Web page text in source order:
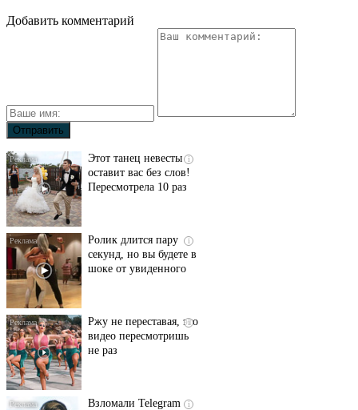
Добавить комментарий
i
Этот танец невесты
оставит вас без слов!
Пересмотрела 10 раз
i
Ролик длится пару
секунд, но вы будете в
шоке от увиденного
i
Ржу не переставая, это
видео пересмотришь
не раз
i
Взломали Telegram